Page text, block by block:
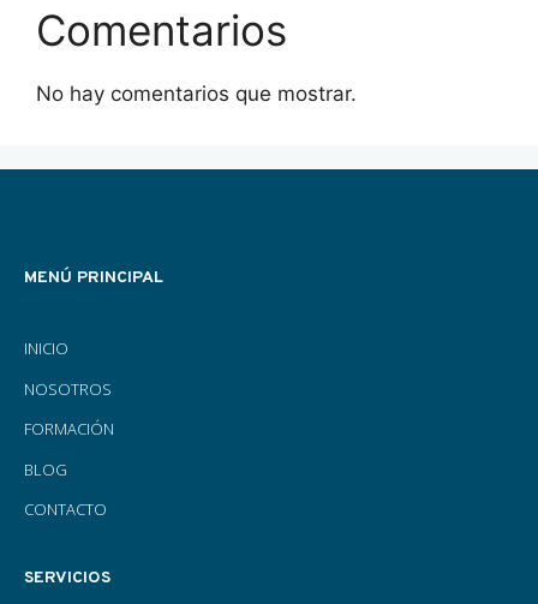
Comentarios
No hay comentarios que mostrar.
MENÚ PRINCIPAL
INICIO
NOSOTROS
FORMACIÓN
BLOG
CONTACTO
SERVICIOS